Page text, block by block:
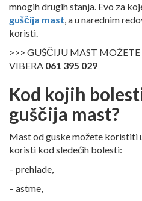
mnogih drugih stanja. Evo za
guščija mast, a u narednim
koristi.
>>> GUŠČIJU MAST
VIBERA 061 395 029
Kod kojih
guščija mast?
Mast od guske možete koristiti
koristi kod sledećih bolesti:
– prehlade,
– astme,